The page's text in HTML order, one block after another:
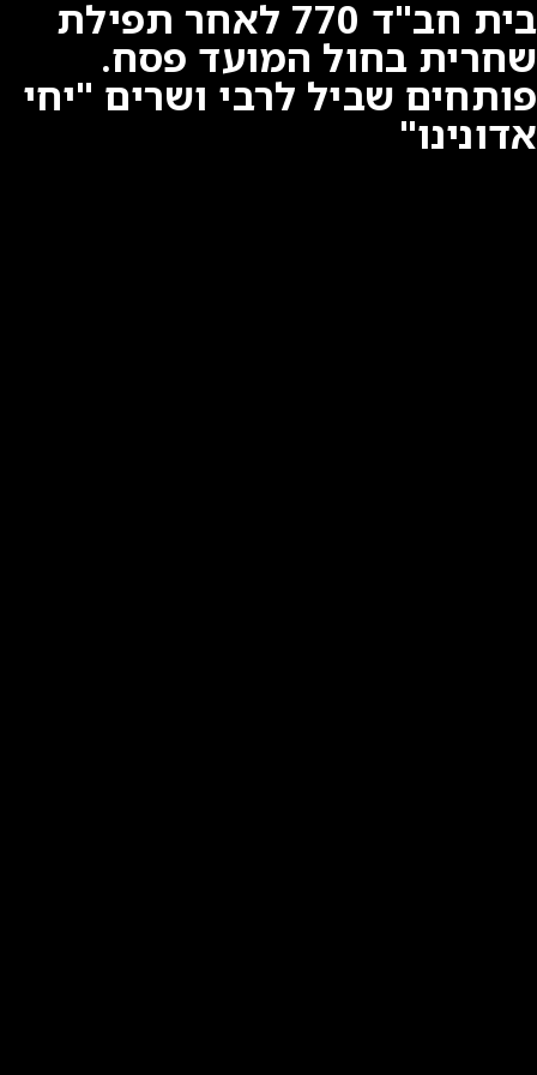
בית חב"ד 770 לאחר תפילת
שחרית בחול המועד פסח.
פותחים שביל לרבי ושרים "יחי
אדונינו"